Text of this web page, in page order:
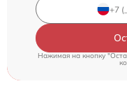
Нажимая на кнопку